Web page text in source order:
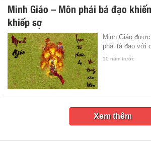
Minh Giáo – Môn phái bá đạo
khiếp sợ
Minh Giáo
phái tà đạo với
10 năm trước
Xem thêm